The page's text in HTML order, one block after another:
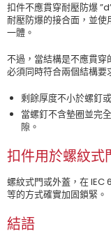
扣件不應貫穿耐壓防爆
耐壓防爆的接合面，並
一體。
不過，當結構是不應貫
必須同時符合兩個結構要
剩餘厚度不小於螺釘
當螺釘不含墊圈並完
隙。
扣件用於螺紋式
螺紋式門或外蓋，在 IEC
等的方式確實加固鎖緊。
結語